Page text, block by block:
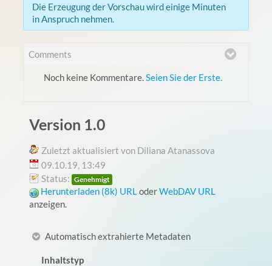
Die Erzeugung der Vorschau wird einige Minuten
in Anspruch nehmen.
Comments
Noch keine Kommentare.Seien Sie der Erste.
Version 1.0
Zuletzt aktualisiert von Diliana Atanassova
09.10.19, 13:49
Status: Genehmigt
Herunterladen (8k) URLoderWebDAV URL
anzeigen.
Automatisch extrahierte Metadaten
Inhaltstyp